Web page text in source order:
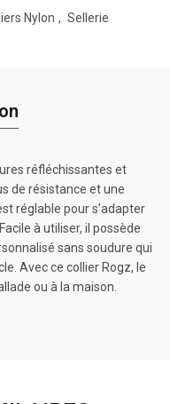
Nylon , Sellerie
réfléchissantes et
de résistance et une
réglable pour s’adapter
à utiliser, il possède
sans soudure qui
Avec ce collier Rogz, le
ou à la maison.